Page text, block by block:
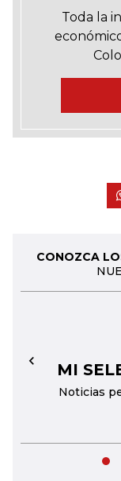
Toda la
CONOZCA
MI
Noticias
←